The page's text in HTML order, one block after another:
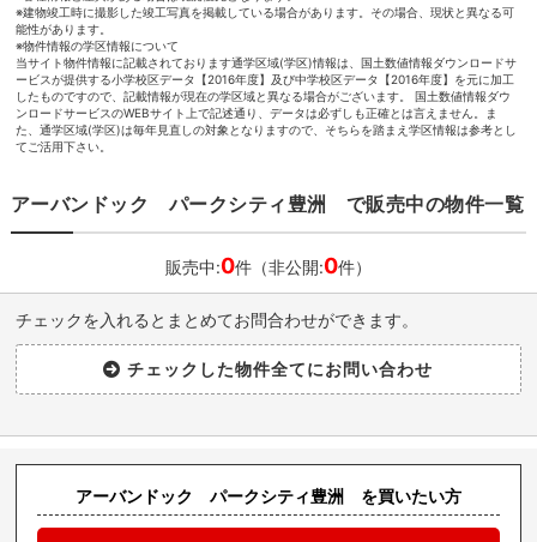
※建物竣工時に撮影した竣工写真を掲載している場合があります。その場合、現状と異なる可
能性があります。
※物件情報の学区情報について
当サイト物件情報に記載されております通学区域(学区)情報は、国土数値情報ダウンロードサ
ービスが提供する小学校区データ【2016年度】及び中学校区データ【2016年度】を元に加工
したものですので、記載情報が現在の学区域と異なる場合がございます。 国土数値情報ダウ
ンロードサービスのWEBサイト上で記述通り、データは必ずしも正確とは言えません。ま
た、通学区域(学区)は毎年見直しの対象となりますので、そちらを踏まえ学区情報は参考とし
てご活用下さい。
アーバンドック パークシティ豊洲 で販売中の物件一覧
販売中:0件（非公開:0件）
チェックを入れるとまとめてお問合わせができます。
アーバンドック パークシティ豊洲 を買いたい方